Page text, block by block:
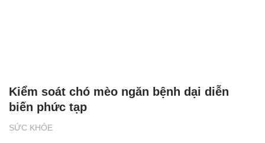
SỨC KHỎE
Kiểm soát chó mèo ngăn bệnh dại diễn
biến phức tạp